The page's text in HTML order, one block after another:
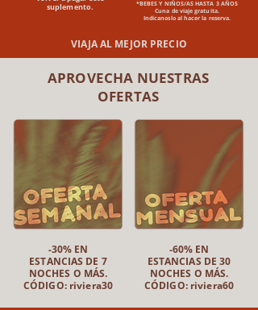
*BEBES Y NIÑOS/AS HASTA 3 AÑOS
Cuna de viaje gratuita.
Indícanoslo al hacer la reserva.
VIAJA AL MEJOR PRECIO
suplemento.
APROVECHA NUESTRAS
OFERTAS
-30% EN
ESTANCIAS DE 7
NOCHES O MÁS.
CÓDIGO: riviera30
-60% EN
ESTANCIAS DE 30
NOCHES O MÁS.
CÓDIGO: riviera60